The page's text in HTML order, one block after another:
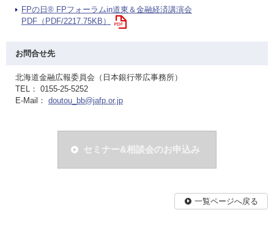
FPの日® FPフォーラムin道東＆金融経済講演会
PDF（PDF/2217.75KB）
お問合せ先
北海道金融広報委員会（日本銀行帯広事務所）
TEL： 0155-25-5252
E-Mail： doutou_bb@jafp.or.jp
セミナー&相談会のお申込み
一覧ページへ戻る